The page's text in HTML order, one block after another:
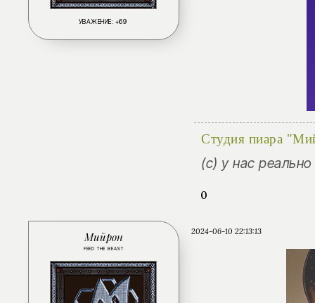
УВАЖЕНИЕ: +69
Студия пиара
(с) у нас
0
2024-06-10 22:13:13
Мийрон
FEED THE BEAST